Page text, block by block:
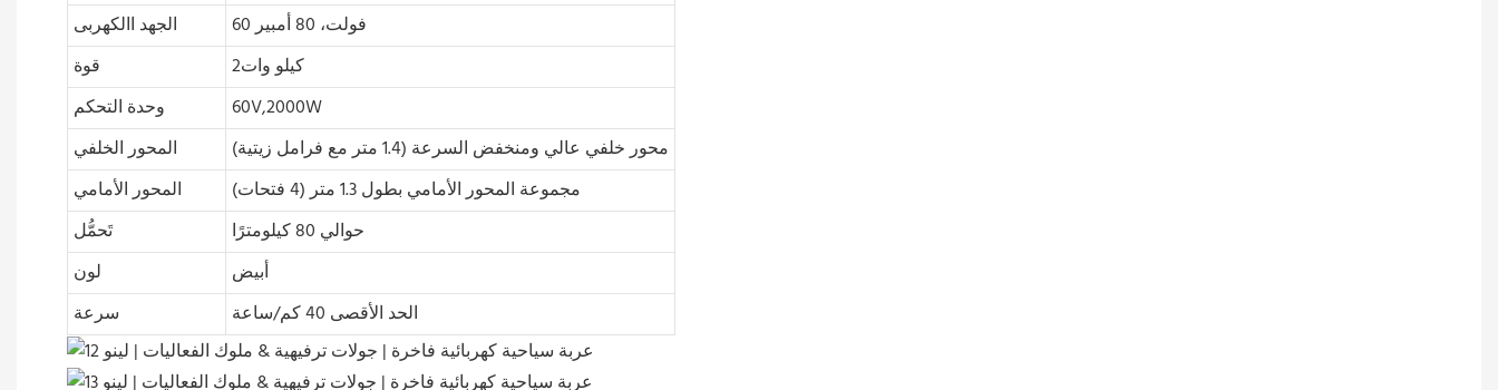
الجهد االكهربى
60 فولت، 80 أمبير
قوة
كيلو وات2
وحدة التحكم
60V,2000W
المحور الخلفي
محور خلفي عالي ومنخفض السرعة (1.4 متر مع فرامل زيتية)
المحور الأمامي
مجموعة المحور الأمامي بطول 1.3 متر (4 فتحات)
تَحمُّل
حوالي 80 كيلومترًا
لون
أبيض
سرعة
الحد الأقصى 40 كم/ساعة